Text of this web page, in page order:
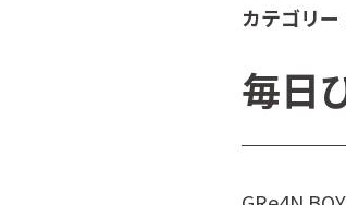
カテゴリー
毎日